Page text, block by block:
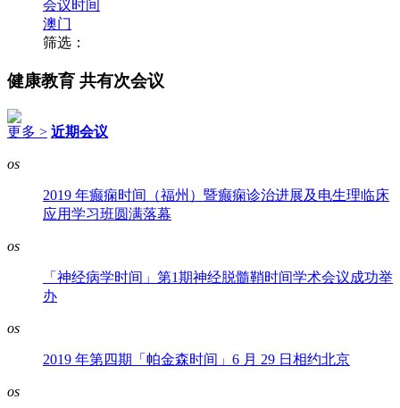
会议时间
澳门
筛选：
健康教育 共有次会议
更多 > 近期会议
os
2019 年癫痫时间（福州）暨癫痫诊治进展及电生理临床
应用学习班圆满落幕
os
「神经病学时间」第1期神经脱髓鞘时间学术会议成功举
办
os
2019 年第四期「帕金森时间」6 月 29 日相约北京
os